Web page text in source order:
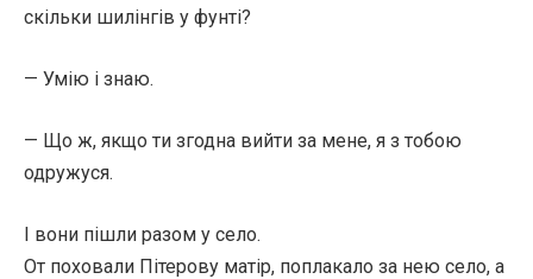
скільки шилінгів у фунті?
— Умію і знаю.
— Що ж, якщо ти згодна вийти за мене, я з тобою
одружуся.
І вони пішли разом у село.
От поховали Пітерову матір, поплакало за нею село, а